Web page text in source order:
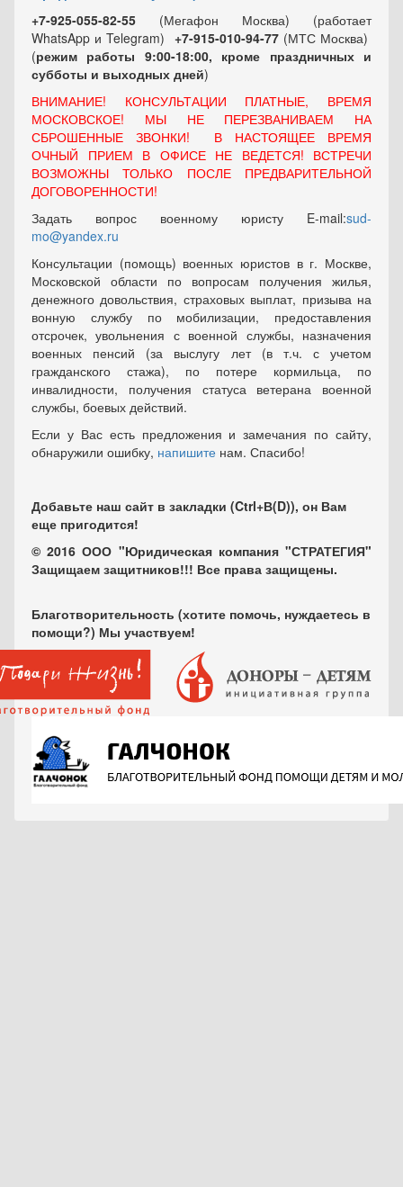
+7-925-055-82-55 (Мегафон Москва) (работает
WhatsApp и Telegram) +7-915-010-94-77 (МТС Москва)
(режим работы 9:00-18:00, кроме праздничных и
субботы и выходных дней)
ВНИМАНИЕ! КОНСУЛЬТАЦИИ ПЛАТНЫЕ, ВРЕМЯ
МОСКОВСКОЕ! МЫ НЕ ПЕРЕЗВАНИВАЕМ НА
СБРОШЕННЫЕ ЗВОНКИ! В НАСТОЯЩЕЕ ВРЕМЯ
ОЧНЫЙ ПРИЕМ В ОФИСЕ НЕ ВЕДЕТСЯ! ВСТРЕЧИ
ВОЗМОЖНЫ ТОЛЬКО ПОСЛЕ ПРЕДВАРИТЕЛЬНОЙ
ДОГОВОРЕННОСТИ!
Задать вопрос военному юристу E-mail:sud-
mo@yandex.ru
Консультации (помощь) военных юристов в г. Москве,
Московской области по вопросам получения жилья,
денежного довольствия, страховых выплат, призыва на
вонную службу по мобилизации, предоставления
отсрочек, увольнения с военной службы, назначения
военных пенсий (за выслугу лет (в т.ч. с учетом
гражданского стажа), по потере кормильца, по
инвалидности, получения статуса ветерана военной
службы, боевых действий.
Если у Вас есть предложения и замечания по сайту,
обнаружили ошибку, напишите нам. Спасибо!
Добавьте наш сайт в закладки (Ctrl+В(D)), он Вам
еще пригодится!
© 2016 ООО "Юридическая компания "СТРАТЕГИЯ"
Защищаем защитников!!! Все права защищены.
Благотворительность (хотите помочь, нуждаетесь в
помощи?) Мы участвуем!